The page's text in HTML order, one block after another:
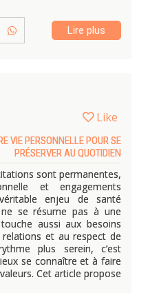
Lire plus
Like
VIE PERSONNELLE POUR SE
PRÉSERVER AU QUOTIDIEN
sont permanentes,
et engagements
enjeu de santé
ne se résume pas à une
aussi aux besoins
et au respect de
plus serein, c’est
se connaître et à faire
Cet article propose